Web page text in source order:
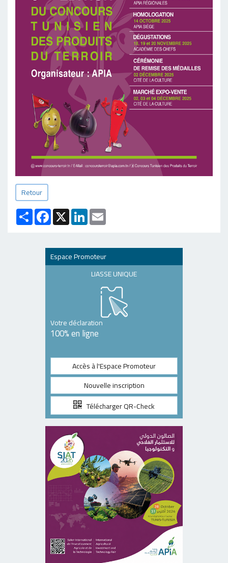
Retour
PartagerFacebook
X LinkedIn
Espace Promoteur
LIASSE UNIQUE
Votre déclaration
100% en ligne
Accès à l'Espace Promoteur
Nouvelle inscription
Télécharger QR-Check